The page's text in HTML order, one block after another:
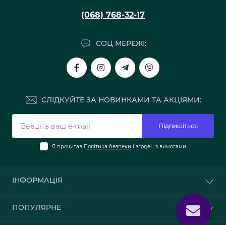
(068) 768-32-17
СОЦ МЕРЕЖІ:
СЛІДКУЙТЕ ЗА НОВИНКАМИ ТА АКЦІЯМИ:
Підпишіться
Я прочитав Політика безпеки і згоден з вимогами
ІНФОРМАЦІЯ
Доставка та оплата
ПОПУЛЯРНЕ